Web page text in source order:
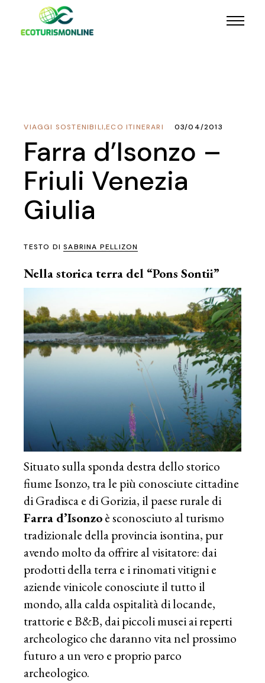
ECO ITINERARI
,
VIAGGI SOSTENIBILI 03/04/2013
Farra d’Isonzo –
Friuli Venezia
Giulia
TESTO DISABRINA PELLIZON
Nella storica terra del “Pons Sontii”
Situato sulla sponda destra dello storico
fiume Isonzo, tra le più conosciute cittadine
di Gradisca e di Gorizia, il paese rurale di
Farra d’Isonzoè sconosciuto al turismo
tradizionale della provincia isontina, pur
avendo molto da offrire al visitatore: dai
prodotti della terra e i rinomati vitigni e
aziende vinicole conosciute il tutto il
mondo, alla calda ospitalità di locande,
trattorie e B&B, dai piccoli musei ai reperti
archeologico che daranno vita nel prossimo
futuro a un vero e proprio parco
archeologico.